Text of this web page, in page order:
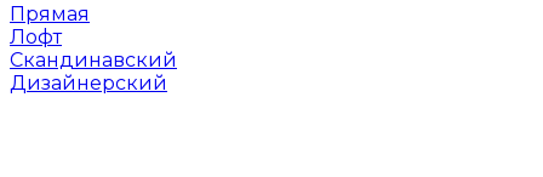
Прямая
Лофт
Скандинавский
Дизайнерский